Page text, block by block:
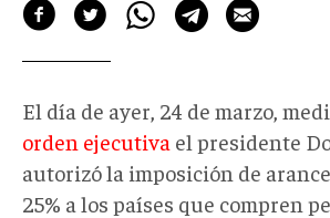
El día de ayer, 24 de marzo,
orden ejecutiva el presidente
autorizó la imposición de
25% a los países que compren